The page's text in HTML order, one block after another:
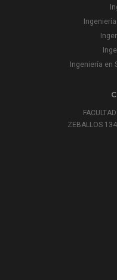
Ingeniería en
ZEBALLOS